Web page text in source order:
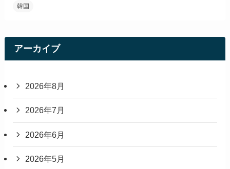
韓国
アーカイブ
2026年8月
2026年7月
2026年6月
2026年5月